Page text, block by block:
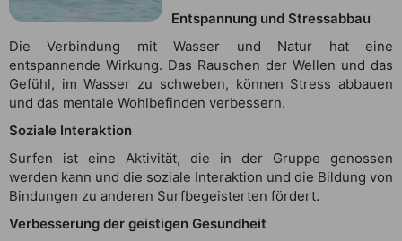
Entspannung und Stressabbau
Die Verbindung mit Wasser und Natur hat eine
entspannende Wirkung. Das Rauschen der Wellen und das
Gefühl, im Wasser zu schweben, können Stress abbauen
und das mentale Wohlbefinden verbessern.
Soziale Interaktion
Surfen ist eine Aktivität, die in der Gruppe genossen
werden kann und die soziale Interaktion und die Bildung von
Bindungen zu anderen Surfbegeisterten fördert.
Verbesserung der geistigen Gesundheit